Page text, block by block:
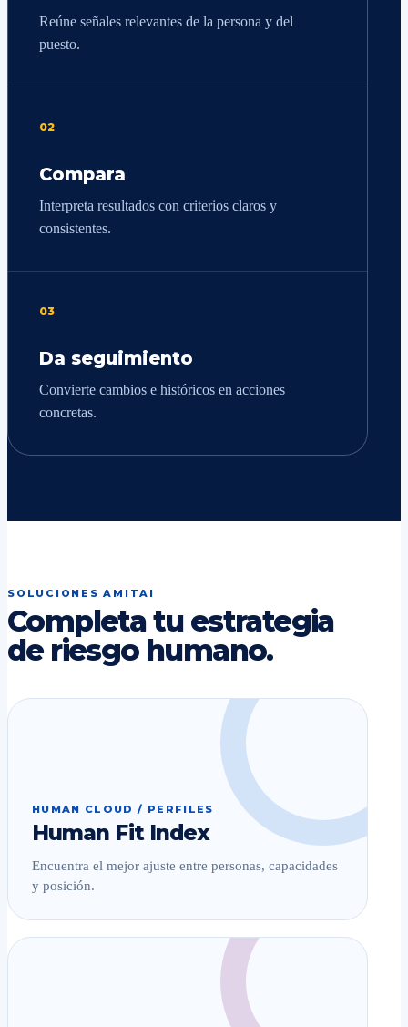
Reúne señales relevantes de la persona y del
puesto.
02
Compara
Interpreta resultados con criterios claros y
consistentes.
03
Da seguimiento
Convierte cambios e históricos en acciones
concretas.
SOLUCIONES AMITAI
Completa tu estrategia
de riesgo humano.
HUMAN CLOUD / PERFILES
Human Fit Index
Encuentra el mejor ajuste entre personas, capacidades
y posición.